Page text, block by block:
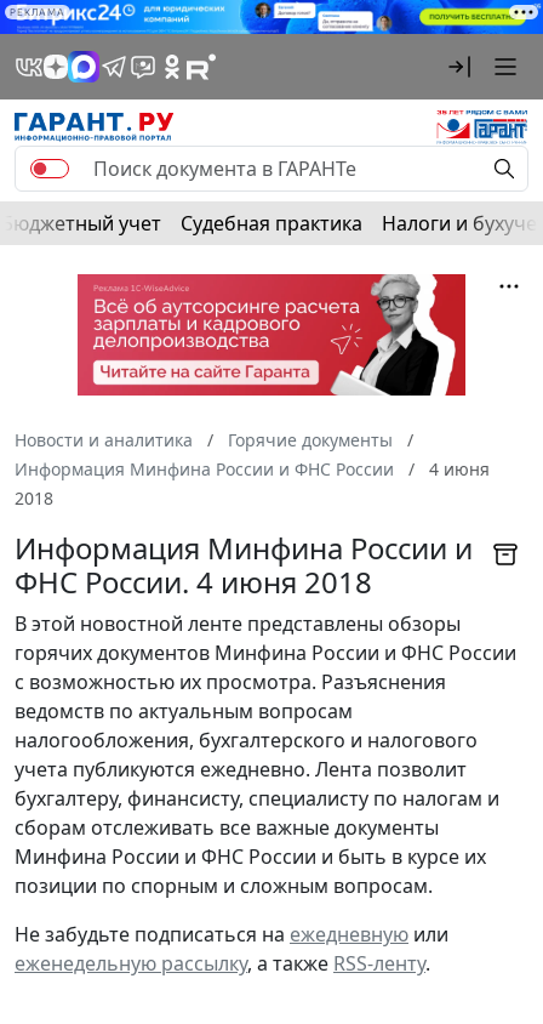
РЕКЛАМА
Бюджетный учет Судебная практика Налоги и
Новости и аналитика
Горячие документы
Информация Минфина России и ФНС России
4 июня
2018
Информация Минфина России и
ФНС России. 4 июня 2018
В этой новостной ленте представлены обзоры
горячих документов Минфина России и ФНС России
с возможностью их просмотра. Разъяснения
ведомств по актуальным вопросам
налогообложения, бухгалтерского и налогового
учета публикуются ежедневно. Лента позволит
бухгалтеру, финансисту, специалисту по налогам и
сборам отслеживать все важные документы
Минфина России и ФНС России и быть в курсе их
позиции по спорным и сложным вопросам.
Не забудьте подписаться на ежедневную или
еженедельную рассылку, а также RSS-ленту.